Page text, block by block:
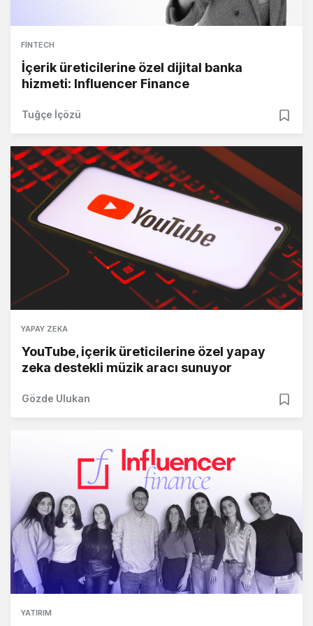
FINTECH
İçerik üreticilerine özel dijital banka
hizmeti: Influencer Finance
Tuğçe İçözü
YAPAY ZEKA
YouTube, içerik üreticilerine özel yapay
zeka destekli müzik aracı sunuyor
Gözde Ulukan
YATIRIM